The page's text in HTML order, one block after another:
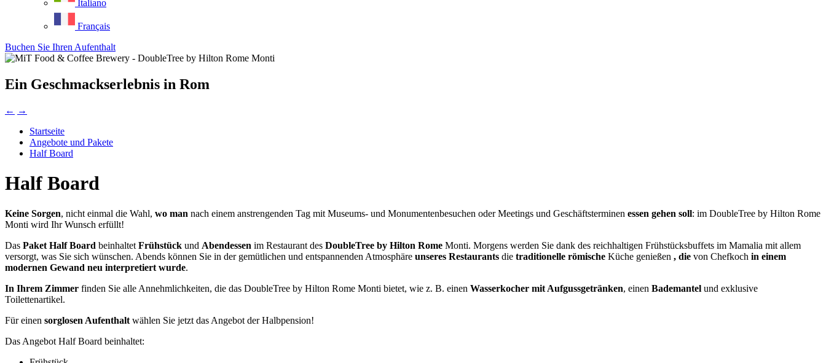
Italiano
Français
Buchen Sie Ihren Aufenthalt
Ein Geschmackserlebnis in Rom
← →
Startseite
Angebote und Pakete
Half Board
Half Board
Keine Sorgen, nicht einmal die Wahl, wo man nach einem anstrengenden Tag mit Museums- und Monumentenbesuchen oder Meetings und Geschäftsterminen essen gehen soll: im DoubleTree by Hilton Rome
Monti wird Ihr Wunsch erfüllt!
Das Paket Half Board beinhaltet Frühstück und Abendessen im Restaurant des DoubleTree by Hilton Rome Monti. Morgens werden Sie dank des reichhaltigen Frühstücksbuffets im Mamalia mit allem
versorgt, was Sie sich wünschen. Abends können Sie in der gemütlichen und entspannenden Atmosphäre unseres Restaurants die traditionelle römische Küche genießen , die von Chefkoch in einem
modernen Gewand neu interpretiert wurde.
In Ihrem Zimmer finden Sie alle Annehmlichkeiten, die das DoubleTree by Hilton Rome Monti bietet, wie z. B. einen Wasserkocher mit Aufgussgetränken, einen Bademantel und exklusive
Toilettenartikel.
Für einen sorglosen Aufenthalt wählen Sie jetzt das Angebot der Halbpension!
Das Angebot Half Board beinhaltet: